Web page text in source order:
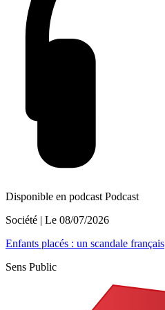
Disponible en podcast Podcast
Société | Le 08/07/2026
Enfants placés : un scandale français
Sens Public